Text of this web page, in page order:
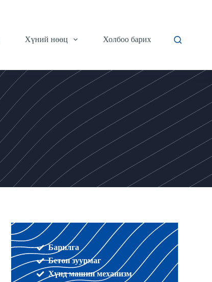
Хүний нөөц Холбоо барих
Барилга
Бетон зуурмаг
Хүнд машин механизм